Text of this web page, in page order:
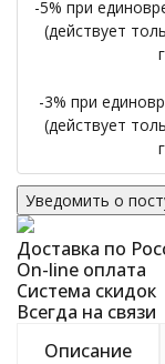
-5% при
(действует
-3% при
(действует
Уведомить о
Доставка по
On-line оплата
Система скидок
Всегда на связи
Описание